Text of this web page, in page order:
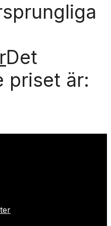
Det
priset är: